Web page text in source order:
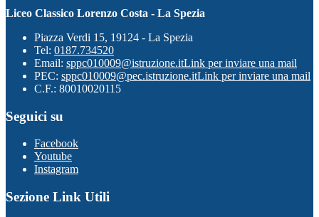
Liceo Classico Lorenzo Costa - La Spezia
Piazza Verdi 15, 19124 - La Spezia
Tel: 0187.734520
Email: sppc010009@istruzione.itLink per inviare una mail
PEC: sppc010009@pec.istruzione.itLink per inviare una mail
C.F.: 80010020115
Seguici su
Facebook
Youtube
Instagram
Sezione Link Utili